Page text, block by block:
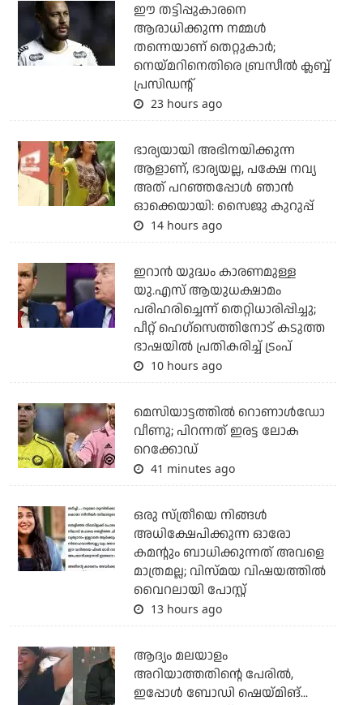
ഈ തട്ടിപ്പുകാരനെ
ആരാധിക്കുന്ന നമ്മള്‍
തന്നെയാണ് തെറ്റുകാര്‍;
നെയ്മറിനെതിരെ ബ്രസീല്‍ ക്ലബ്ബ്
പ്രസിഡന്റ്
23 hours ago
ഭാര്യയായി അഭിനയിക്കുന്ന
ആളാണ്, ഭാര്യയല്ല, പക്ഷേ നവ്യ
അത് പറഞ്ഞപ്പോള്‍ ഞാന്‍
ഓക്കെയായി: സൈജു കുറുപ്പ്
14 hours ago
ഇറാന്‍ യുദ്ധം കാരണമുള്ള
യു.എസ് ആയുധക്ഷാമം
പരിഹരിച്ചെന്ന് തെറ്റിധാരിപ്പിച്ചു;
പീറ്റ് ഹെഗ്‌സെത്തിനോട് കടുത്ത
ഭാഷയില്‍ പ്രതികരിച്ച് ട്രംപ്
10 hours ago
മെസിയാട്ടത്തില്‍ റൊണാള്‍ഡോ
വീണു; പിറന്നത് ഇരട്ട ലോക
റെക്കോഡ്
41 minutes ago
ഒരു സ്ത്രീയെ നിങ്ങള്‍
അധിക്ഷേപിക്കുന്ന ഓരോ
കമന്റും ബാധിക്കുന്നത് അവളെ
മാത്രമല്ല; വിസ്മയ വിഷയത്തില്‍
വൈറലായി പോസ്റ്റ്
13 hours ago
ആദ്യം മലയാളം
അറിയാത്തതിന്റെ പേരില്‍,
ഇപ്പോള്‍ ബോഡി ഷെയ്മിങ്...